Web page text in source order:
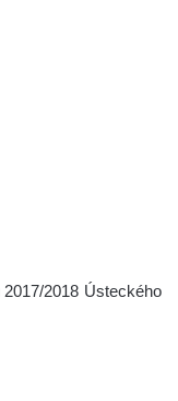
2018 Ústeckého